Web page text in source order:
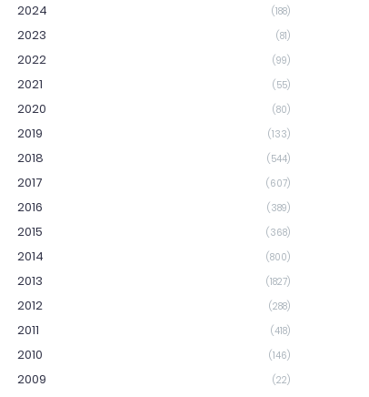
2024 (188)
2023 (81)
2022 (99)
2021 (55)
2020 (80)
2019 (133)
2018 (544)
2017 (607)
2016 (389)
2015 (368)
2014 (800)
2013 (1827)
2012 (288)
2011 (418)
2010 (146)
2009 (22)